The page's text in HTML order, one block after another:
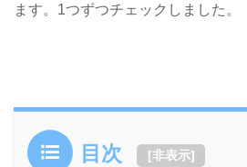
ます。1つずつチェックしました。
目次 [非表示]